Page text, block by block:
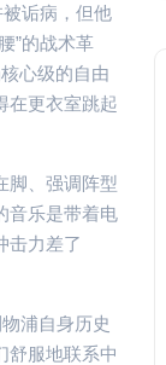
诟病，但他
”的战术革
心级的自由
在更衣室跳起
脚、强调阵型
音乐是带着电
击力差了
浦自身历史
舒服地联系中